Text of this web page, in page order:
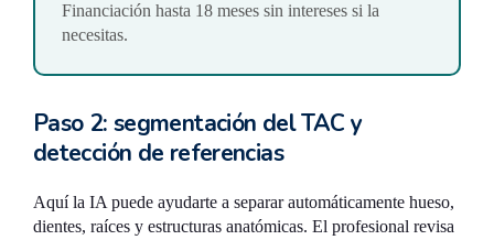
Financiación hasta 18 meses sin intereses si la
necesitas.
Paso 2: segmentación del TAC y
detección de referencias
Aquí la IA puede ayudarte a separar automáticamente hueso,
dientes, raíces y estructuras anatómicas. El profesional revisa